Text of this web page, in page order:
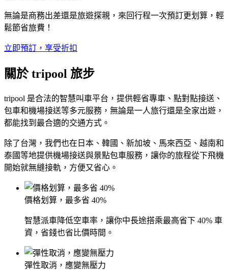
無論是商務出差還是旅遊探親，來回行程一次預訂更划算，輕
鬆節省旅費！
立即預訂，享受折扣
關於 tripool 旅步
tripool 是合法的智慧叫車平台，提供輕省專車、點對點接送、
包車和機場接送等多元服務，無論是一人旅行還是全家出遊，
都能找到最合適的交通方式。
除了台灣，我們也在日本、韓國、新加坡、馬來西亞、越南和
泰國等地提供機場接送與景點包車服務，讓你的旅程從下飛機
開始就無縫接軌，方便又省心。
價格划算，最多省 40%
智慧派車降低空車率，讓你中長途搭乘最高省下 40% 車
資，省錢也省比價時間。
彈性取消，應變無壓力